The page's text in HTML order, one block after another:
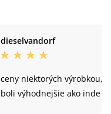
dieselvandorf
ceny niektorých výrobkou,
boli výhodnejšie ako inde